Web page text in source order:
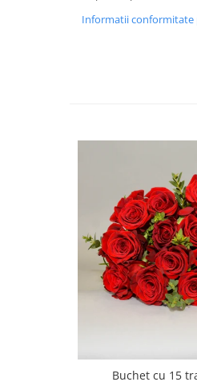
Informatii conformitate
Buchet cu 15